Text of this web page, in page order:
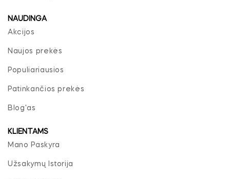
NAUDINGA
Akcijos
Naujos prekės
Populiariausios
Patinkančios prekės
Blog'as
KLIENTAMS
Mano Paskyra
Užsakymų Istorija